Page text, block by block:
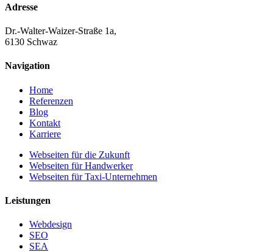
Adresse
Dr.-Walter-Waizer-Straße 1a,
6130 Schwaz
Navigation
Home
Referenzen
Blog
Kontakt
Karriere
Webseiten für die Zukunft
Webseiten für Handwerker
Webseiten für Taxi-Unternehmen
Leistungen
Webdesign
SEO
SEA